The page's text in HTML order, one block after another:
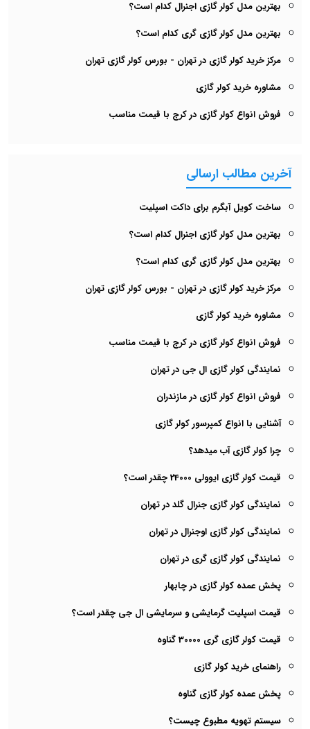
بهترین مدل کولر گازی اجنرال کدام است؟
بهترین مدل کولر گازی گری کدام است؟
مرکز خرید کولر گازی در تهران - بورس کولر گازی تهران
مشاوره خرید کولر گازی
فروش انواع کولر گازی در کرج با قیمت مناسب
آخرین مطالب ارسالی
ساخت کویل آبگرم برای داکت اسپلیت
بهترین مدل کولر گازی اجنرال کدام است؟
بهترین مدل کولر گازی گری کدام است؟
مرکز خرید کولر گازی در تهران - بورس کولر گازی تهران
مشاوره خرید کولر گازی
فروش انواع کولر گازی در کرج با قیمت مناسب
نمایندگی کولر گازی ال جی در تهران
فروش انواع کولر گازی در مازندران
آشنایی با انواع کمپرسور کولر گازی
چرا کولر گازی آب میدهد؟
قیمت کولر گازی ایوولی 24000 چقدر است؟
نمایندگی کولر گازی جنرال گلد در تهران
نمایندگی کولر گازی اوجنرال در تهران
نمایندگی کولر گازی گری در تهران
پخش عمده کولر گازی در چابهار
قیمت اسپلیت گرمایشی و سرمایشی ال جی چقدر است؟
قیمت کولر گازی گری 30000 گناوه
راهنمای خرید کولر گازی
پخش عمده کولر گازی گناوه
سیستم تهویه مطبوع چیست؟